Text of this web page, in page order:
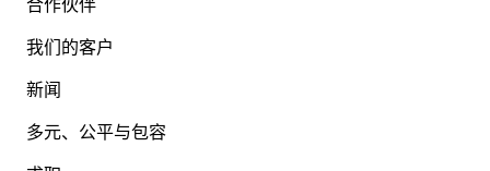
合作伙伴
我们的客户
新闻
多元、公平与包容